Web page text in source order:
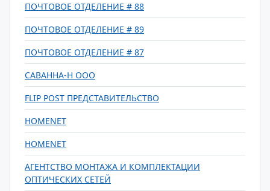
ПОЧТОВОЕ ОТДЕЛЕНИЕ # 88
ПОЧТОВОЕ ОТДЕЛЕНИЕ # 89
ПОЧТОВОЕ ОТДЕЛЕНИЕ # 87
САВАННА-Н ООО
FLIP POST ПРЕДСТАВИТЕЛЬСТВО
HOMENET
HOMENET
АГЕНТСТВО МОНТАЖА И КОМПЛЕКТАЦИИ
ОПТИЧЕСКИХ СЕТЕЙ